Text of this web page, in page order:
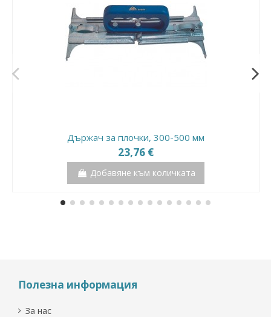
Държач за плочки, 300-500 мм
23,76 €
Добавяне към количката
Полезна информация
За нас